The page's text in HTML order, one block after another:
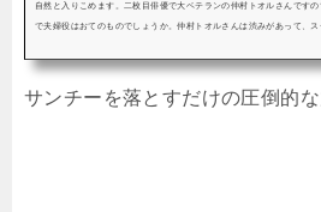
自然と入りこめます。二枚目俳優で大ベテランの仲村トオルさんです
で夫婦役はおてのものでしょうか。仲村トオルさんは渋みがあって、ス
サンチーを落とすだけの圧倒的